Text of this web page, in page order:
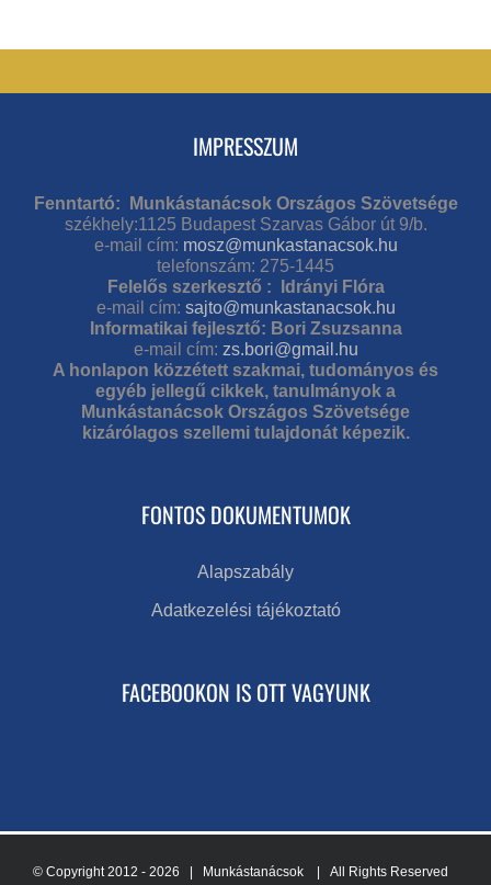
IMPRESSZUM
Fenntartó: Munkástanácsok Országos Szövetsége
székhely:1125 Budapest Szarvas Gábor út 9/b.
e-mail cím: mosz@munkastanacsok.hu
telefonszám: 275-1445
Felelős szerkesztő : Idrányi Flóra
e-mail cím: sajto@munkastanacsok.hu
Informatikai fejlesztő: Bori Zsuzsanna
e-mail cím: zs.bori@gmail.hu
A honlapon közzétett szakmai, tudományos és
egyéb jellegű cikkek, tanulmányok a
Munkástanácsok Országos Szövetsége
kizárólagos szellemi tulajdonát képezik.
FONTOS DOKUMENTUMOK
Alapszabály
Adatkezelési tájékoztató
FACEBOOKON IS OTT VAGYUNK
© Copyright 2012 - 2026 | Munkástanácsok | All Rights Reserved